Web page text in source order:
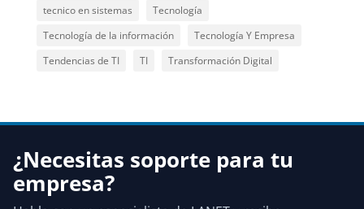
tecnico en sistemas
Tecnología
Tecnología de la información
Tecnología Y Empresa
Tendencias de TI
TI Transformación Digital
¿Necesitas soporte para tu
empresa?